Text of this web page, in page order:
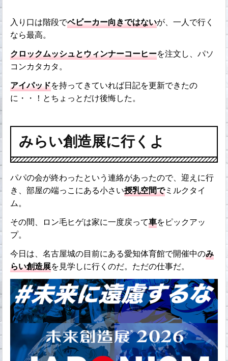
入り口は階段でベビーカー向きではないが、一人で行く
なら最高。
クロックムッシュとウィンナーコーヒーを注文し、パソ
コンカタカタ。
アイパッドを持ってきていれば日記を更新できたの
に・・！とちょっとだけ後悔した。
みらい創造展に行くよ
パパの会が終わったという連絡があったので、迎えに行
き、部屋の端っこにある小さい授乳空間でミルクタイ
ム。
その間、ロン毛ヒゲは家に一度戻って車をピックアッ
プ。
今日は、名古屋城の目前にある愛知体育館で開催中のみ
らい創造展を見学しに行くのだ。ただの仕事だ。